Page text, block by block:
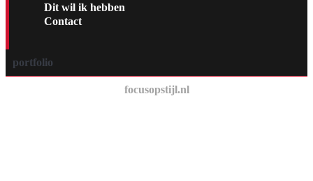
Dit wil ik hebben
Contact
portfolio
focusopstijl.nl